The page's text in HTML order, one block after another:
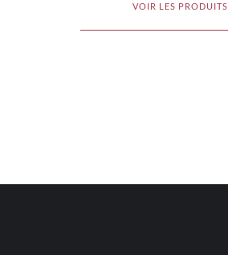
VOIR LES PRODUITS